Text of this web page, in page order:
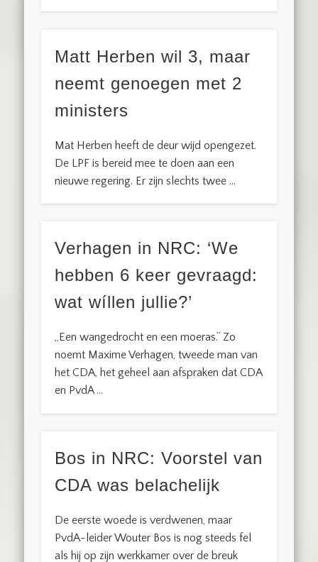
Matt Herben wil 3, maar
neemt genoegen met 2
ministers
Mat Herben heeft de deur wijd opengezet.
De LPF is bereid mee te doen aan een
nieuwe regering. Er zijn slechts twee …
Verhagen in NRC: ‘We
hebben 6 keer gevraagd:
wat wíllen jullie?’
,,Een wangedrocht en een moeras.’’ Zo
noemt Maxime Verhagen, tweede man van
het CDA, het geheel aan afspraken dat CDA
en PvdA …
Bos in NRC: Voorstel van
CDA was belachelijk
De eerste woede is verdwenen, maar
PvdA-leider Wouter Bos is nog steeds fel
als hij op zijn werkkamer over de breuk